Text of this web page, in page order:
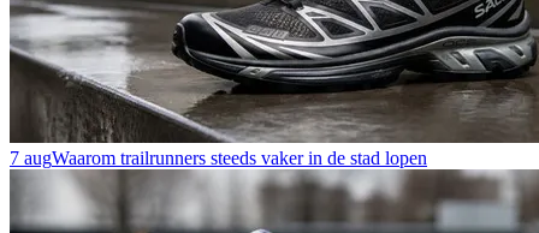
7 augWaarom trailrunners steeds vaker in de stad lopen